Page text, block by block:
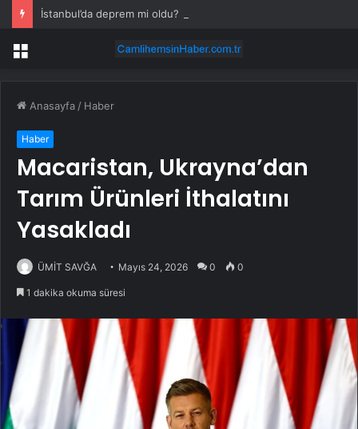
Menü
Anasayfa / Haber
Haber
Macaristan, Ukrayna’dan
Tarım Ürünleri İthalatını
Yasakladı
ÜMİT SAVĞA Mayıs 24, 2026 0 0
1 dakika okuma süresi